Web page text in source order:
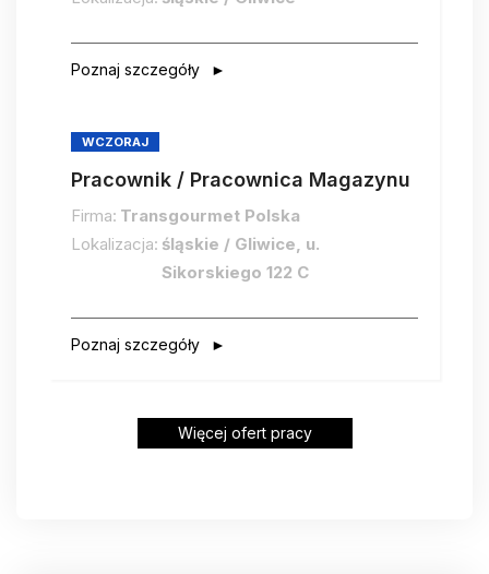
Poznaj szczegóły
WCZORAJ
Pracownik / Pracownica Magazynu
Firma: Transgourmet Polska
Lokalizacja: śląskie / Gliwice, u.
Sikorskiego 122 C
Poznaj szczegóły
Więcej ofert pracy